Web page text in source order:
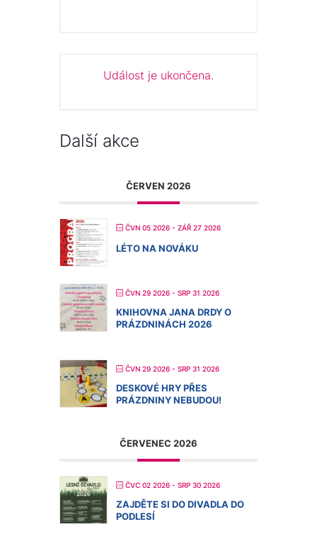
Událost je ukončena.
Další akce
ČERVEN 2026
ČVN 05 2026 - ZÁŘ 27 2026
LÉTO NA NOVÁKU
ČVN 29 2026 - SRP 31 2026
KNIHOVNA JANA DRDY O
PRÁZDNINÁCH 2026
ČVN 29 2026 - SRP 31 2026
DESKOVÉ HRY PŘES
PRÁZDNINY NEBUDOU!
ČERVENEC 2026
ČVC 02 2026 - SRP 30 2026
ZAJDĚTE SI DO DIVADLA DO
PODLESÍ